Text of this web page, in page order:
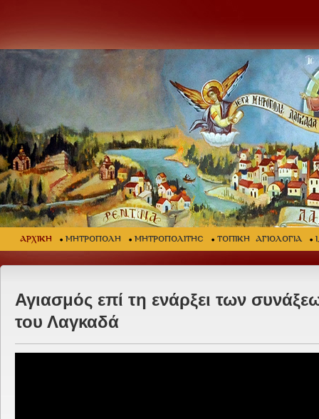
ΑΡΧΙΚΗ ΜΗΤΡΟΠΟΛΗ ΜΗΤΡΟΠΟΛΙΤΗΣ ΤΟΠΙΚΗ ΑΓΙΟΛΟΓΙΑ
Αγιασμός επί τη ενάρξει των
του Λαγκαδά